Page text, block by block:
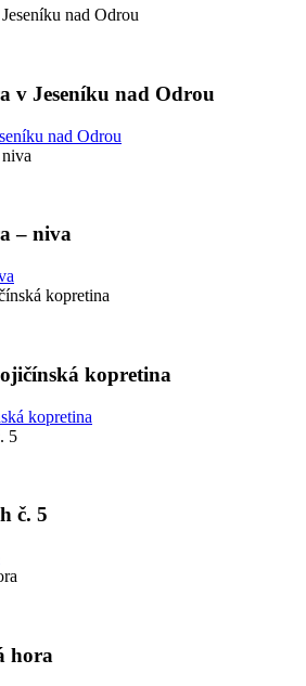
v Jeseníku nad Odrou
nad Odrou
– niva
kopretina
kopretina
č. 5
hora